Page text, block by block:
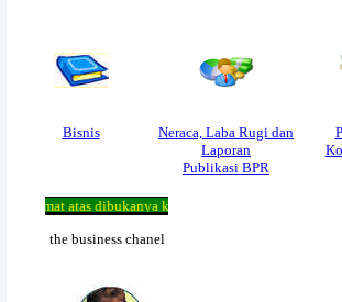
Bisnis
Neraca, Laba Rugi dan
Laporan
Publikasi BPR
Selamat atas dibukanya kantor kas bank parasari di
the business chanel